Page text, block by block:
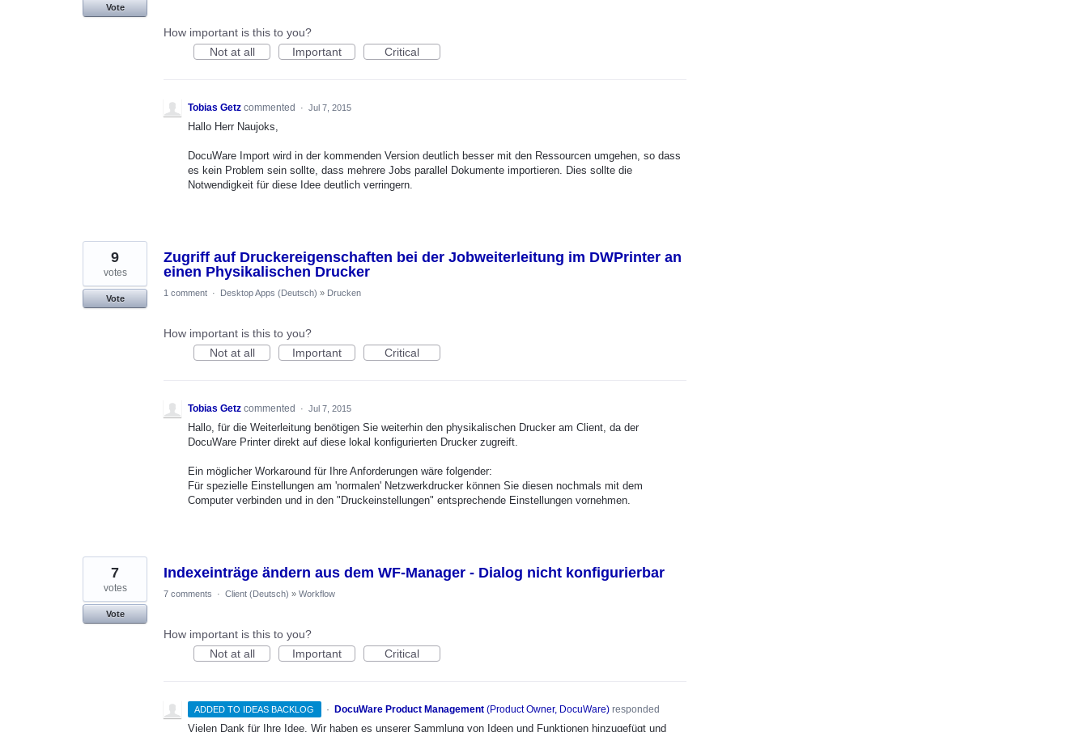
Vote
How important is this to you?
Not at all
Important Critical
Tobias Getz commented · Jul 7, 2015
Hallo Herr Naujoks,
DocuWare Import wird in der kommenden Version deutlich besser mit den Ressourcen umgehen, so dass
es kein Problem sein sollte, dass mehrere Jobs parallel Dokumente importieren. Dies sollte die
Notwendigkeit für diese Idee deutlich verringern.
Zugriff auf Druckereigenschaften bei der Jobweiterleitung im DWPrinter an
einen Physikalischen Drucker
9
votes
Vote
1 comment · Desktop Apps (Deutsch) » Drucken
How important is this to you?
Not at all
Important Critical
Tobias Getz commented · Jul 7, 2015
Hallo, für die Weiterleitung benötigen Sie weiterhin den physikalischen Drucker am Client, da der
DocuWare Printer direkt auf diese lokal konfigurierten Drucker zugreift.
Ein möglicher Workaround für Ihre Anforderungen wäre folgender:
Für spezielle Einstellungen am 'normalen' Netzwerkdrucker können Sie diesen nochmals mit dem
Computer verbinden und in den "Druckeinstellungen" entsprechende Einstellungen vornehmen.
Indexeinträge ändern aus dem WF-Manager - Dialog nicht konfigurierbar
7
votes
Vote
7 comments · Client (Deutsch) » Workflow
How important is this to you?
Not at all
Important Critical
ADDED TO IDEAS BACKLOG · DocuWare Product Management (Product Owner, DocuWare)responded
Vielen Dank für Ihre Idee. Wir haben es unserer Sammlung von Ideen und Funktionen hinzugefügt und